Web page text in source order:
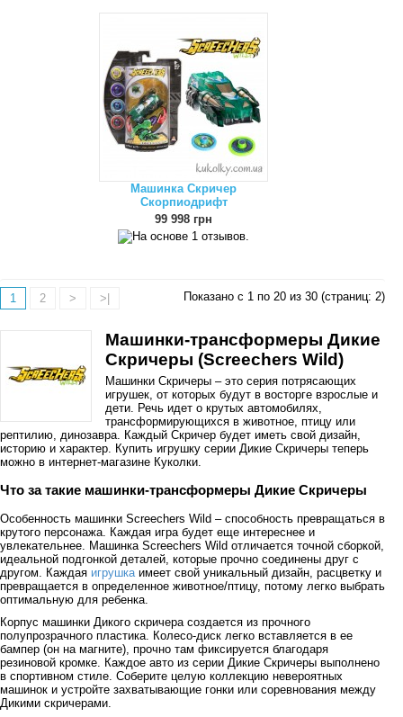
Машинка Скричер
Скорпиодрифт
99 998 грн
1 2 > >| Показано с 1 по 20 из 30 (страниц: 2)
Машинки-трансформеры Дикие
Скричеры (Screechers Wild)
Машинки Скричеры – это серия потрясающих
игрушек, от которых будут в восторге взрослые и
дети. Речь идет о крутых автомобилях,
трансформирующихся в животное, птицу или
рептилию, динозавра. Каждый Скричер будет иметь свой дизайн,
историю и характер. Купить игрушку серии Дикие Скричеры теперь
можно в интернет-магазине Куколки.
Что за такие машинки-трансформеры Дикие Скричеры
Особенность машинки Screechers Wild – способность превращаться в
крутого персонажа. Каждая игра будет еще интереснее и
увлекательнее. Машинка Screechers Wild отличается точной сборкой,
идеальной подгонкой деталей, которые прочно соединены друг с
другом. Каждая игрушка имеет свой уникальный дизайн, расцветку и
превращается в определенное животное/птицу, потому легко выбрать
оптимальную для ребенка.
Корпус машинки Дикого скричера создается из прочного
полупрозрачного пластика. Колесо-диск легко вставляется в ее
бампер (он на магните), прочно там фиксируется благодаря
резиновой кромке. Каждое авто из серии Дикие Скричеры выполнено
в спортивном стиле. Соберите целую коллекцию невероятных
машинок и устройте захватывающие гонки или соревнования между
Дикими скричерами.